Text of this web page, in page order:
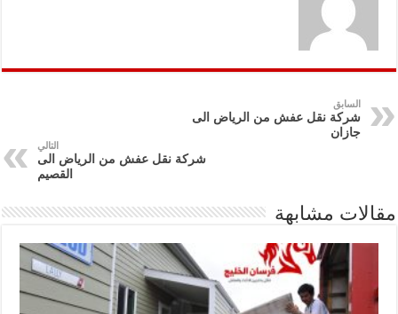
السابق
شركة نقل عفش من الرياض الى
جازان
التالي
شركة نقل عفش من الرياض الى
القصيم
مقالات مشابهة